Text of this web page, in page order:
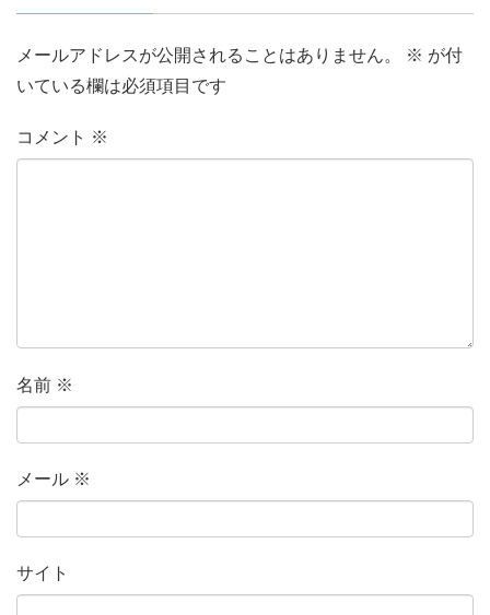
メールアドレスが公開されることはありません。 ※ が付
いている欄は必須項目です
コメント ※
名前 ※
メール ※
サイト